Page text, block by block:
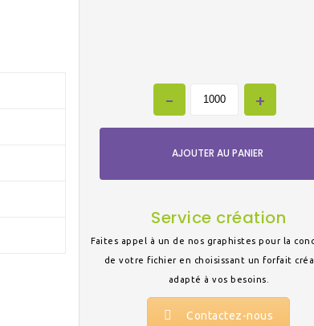
AJOUTER AU PANIER
Service création
Faites appel à un de nos graphistes pour la
de votre fichier en choisissant un forfait
adapté à vos besoins.
Contactez-nous